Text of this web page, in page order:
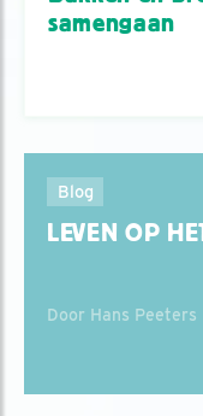
samengaan
Blog
LEVEN OP
Door Hans Peeters